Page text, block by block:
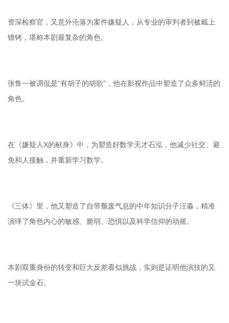
资深检察官，又意外沦落为案件嫌疑人，从专业的审判者到被戴上
镣铐，堪称本剧最复杂的角色。
张鲁一被调侃是“有胡子的胡歌”，他在影视作品中塑造了众多鲜活的
角色。
在《嫌疑人X的献身》中，为塑造好数学天才石泓，他减少社交、避
免和人接触，并重新学习数学。
《三体》里，他又塑造了自带颓废气息的中年知识分子汪淼，精准
演绎了角色内心的敏感、脆弱、恐惧以及科学信仰的动摇。
本剧双重身份的转变和巨大反差看似挑战，实则是证明他演技的又
一块试金石。